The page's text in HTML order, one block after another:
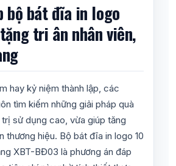
bộ bát đĩa in logo
tri ân nhân viên,
hay kỷ niệm thành lập, các
tìm kiếm những giải pháp quà
sử dụng cao, vừa giúp tăng
thương hiệu. Bộ bát đĩa in logo 10
XBT-BĐ03 là phương án đáp